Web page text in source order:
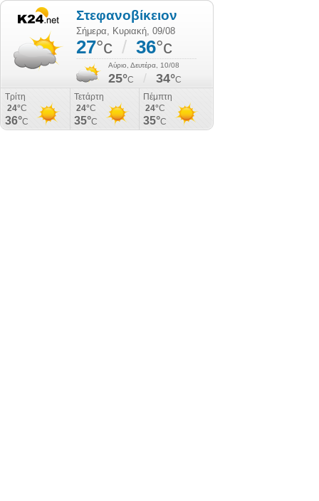
Στεφανοβίκειον
Σήμερα, Κυριακή, 09/08
27°c / 36°c
Αύριο, Δευτέρα, 10/08
25°C / 34°C
Τρίτη
24°C
36°C
Τετάρτη
24°C
35°C
Πέμπτη
24°C
35°C